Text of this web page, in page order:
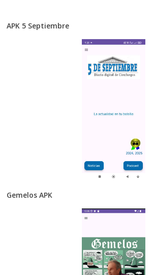
APK 5 Septiembre
Gemelos APK